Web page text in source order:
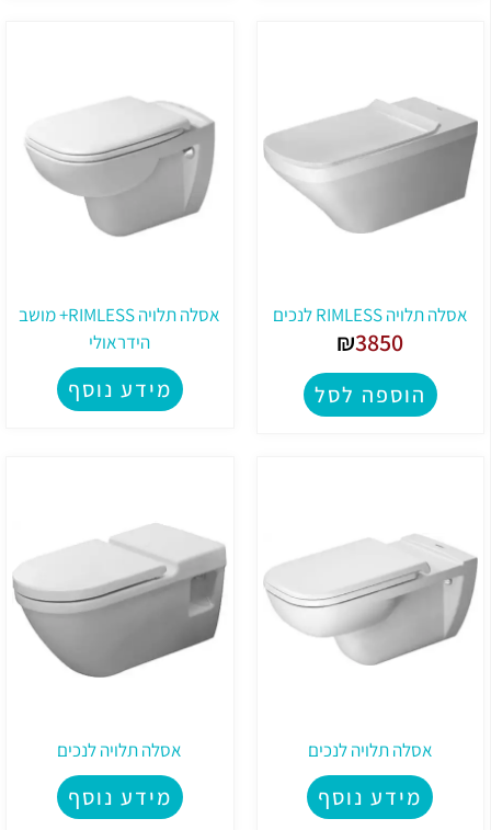
אסלה תלויה RIMLESS לנכים
₪3850
הוספה לסל
אסלה תלויה RIMLESS+ מושב
הידראולי
מידע נוסף
אסלה תלויה לנכים
מידע נוסף
אסלה תלויה לנכים
מידע נוסף